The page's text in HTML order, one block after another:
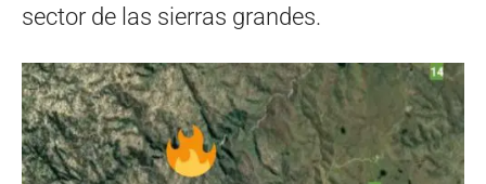
sector de las sierras grandes.